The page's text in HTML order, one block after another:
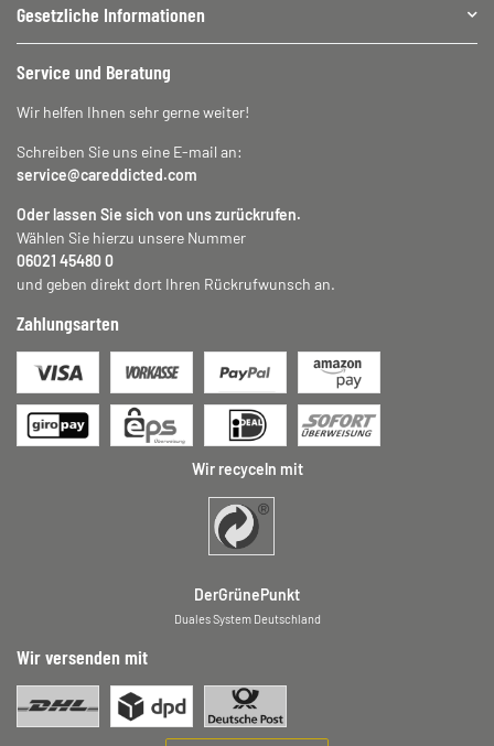
Gesetzliche Informationen
Service und Beratung
Wir helfen Ihnen sehr gerne weiter!
Schreiben Sie uns eine E-mail an:
service@careddicted.com
Oder lassen Sie sich von uns zurückrufen.
Wählen Sie hierzu unsere Nummer
06021 45480 0
und geben direkt dort Ihren Rückrufwunsch an.
Zahlungsarten
Wir recyceln mit
DerGrünePunkt
Duales System Deutschland
Wir versenden mit